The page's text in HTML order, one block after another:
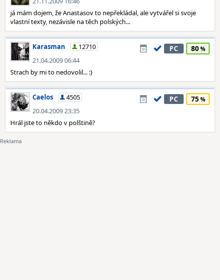
já mám dojem, že Anastasov to nepřekládal, ale vytvářel si svoje
vlastní texty, nezávisle na těch polských...
Karasman
12710
21.04.2009 06:44
PC 80
Strach by mi to nedovolil... :)
Caelos
4505
20.04.2009 23:35
PC 75
Hrál jste to někdo v polštině?